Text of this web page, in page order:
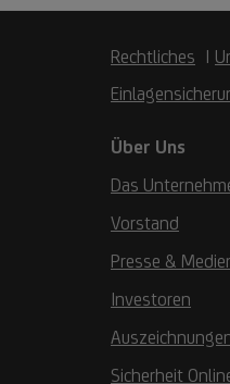
Rechtliches
Über Uns
Das
Vorstand
Presse &
Investoren
Sicherheit